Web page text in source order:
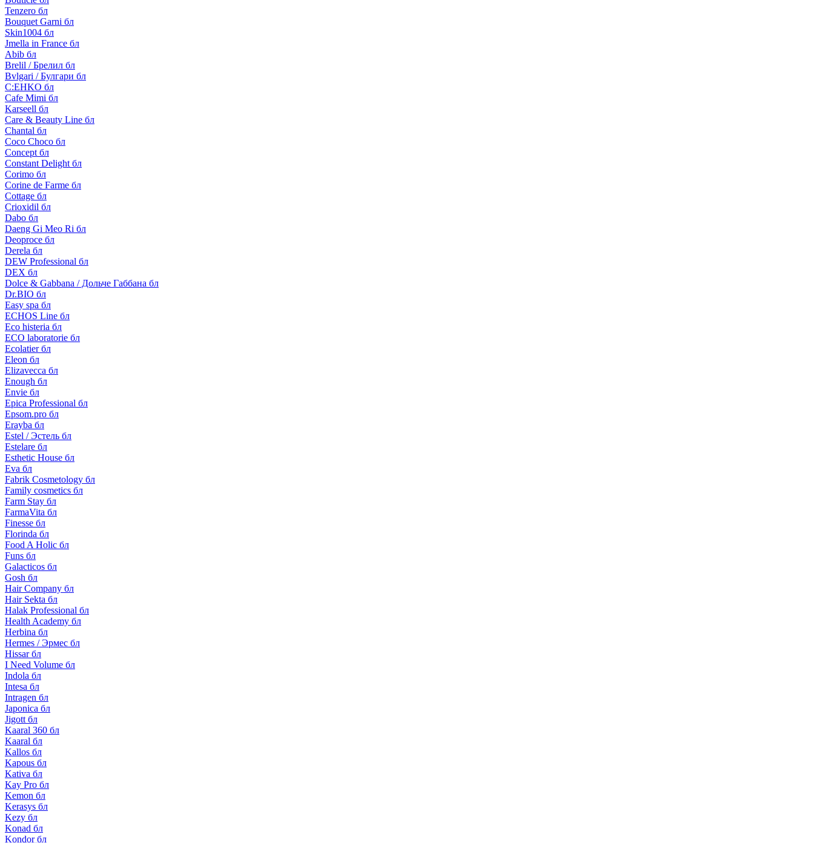
Tenzero бл
Bouquet Garni бл
Skin1004 бл
Jmella in France бл
Abib бл
Brelil / Брелил бл
Bvlgari / Булгари бл
C:EHKO бл
Cafe Mimi бл
Karseell бл
Care & Beauty Line бл
Chantal бл
Coco Choco бл
Concept бл
Constant Delight бл
Corimo бл
Corine de Farme бл
Cottage бл
Crioxidil бл
Dabo бл
Daeng Gi Meo Ri бл
Deoproce бл
Derela бл
DEW Professional бл
DEX бл
Dolce & Gabbana / Дольче Габбана бл
Dr.BIO бл
Easy spa бл
ECHOS Line бл
Eco histeria бл
ECO laboratorie бл
Ecolatier бл
Eleon бл
Elizavecca бл
Enough бл
Envie бл
Epica Professional бл
Epsom.pro бл
Erayba бл
Estel / Эстель бл
Estelare бл
Esthetic House бл
Eva бл
Fabrik Cosmetology бл
Family cosmetics бл
Farm Stay бл
FarmaVita бл
Finesse бл
Florinda бл
Food A Holic бл
Funs бл
Galacticos бл
Gosh бл
Hair Company бл
Hair Sekta бл
Halak Professional бл
Health Academy бл
Herbina бл
Hermes / Эрмес бл
Hissar бл
I Need Volume бл
Indola бл
Intesa бл
Intragen бл
Japonica бл
Jigott бл
Kaaral 360 бл
Kaaral бл
Kallos бл
Kapous бл
Kativa бл
Kay Pro бл
Kemon бл
Kerasys бл
Kezy бл
Konad бл
Kondor бл